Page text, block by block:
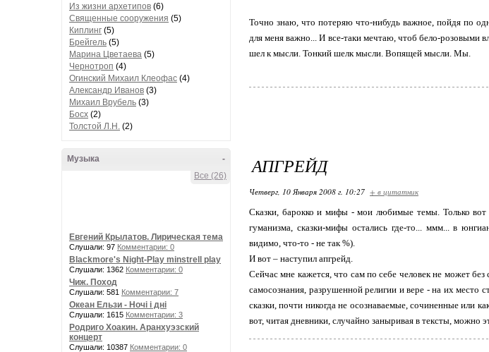
Из жизни архетипов (6)
Священные сооружения (5)
Киплинг (5)
Брейгель (5)
Марина Цветаева (5)
Чернотроп (4)
Огинский Михаил Клеофас (4)
Александр Иванов (3)
Михаил Врубель (3)
Босх (2)
Толстой Л.Н. (2)
-
Музыка
Все (26)
Евгений Крылатов. Лирическая тема
Слушали: 97 Комментарии: 0
Blackmore's Night-Play minstrell play
Слушали: 1362 Комментарии: 0
Чиж. Поход
Слушали: 581 Комментарии: 7
Океан Ельзи - Ночі і дні
Слушали: 1615 Комментарии: 3
Родриго Хоакин. Аранхуэзский
концерт
Слушали: 10387 Комментарии: 0
Точно знаю, что потеряю что-нибудь важное, пойдя по
для меня важно... И все-таки мечтаю, чтоб бело-розовыми
шел к мысли. Тонкий шелк мысли. Вопящей мысли. Мы.
АПГРЕЙД
Четверг, 10 Января 2008 г. 10:27 + в цитатник
Сказки, барокко и мифы - мои любимые темы. Только вот
гуманизма, сказки-мифы остались где-то... ммм... в
видимо, что-то - не так %).
И вот – наступил апгрейд.
Сейчас мне кажется, что сам по себе человек не может
самосознания, разрушенной религии и вере - на их место
сказки, почти никогда не осознаваемые, сочиненные или
вот, читая дневники, случайно заныривая в тексты, можно